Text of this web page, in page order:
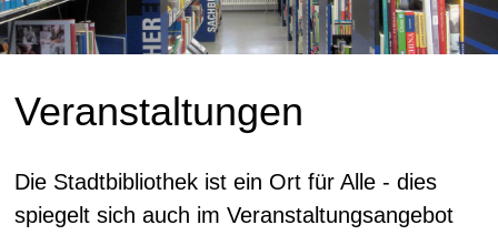
Veranstaltungen
Die Stadtbibliothek ist ein Ort für Alle - dies
spiegelt sich auch im Veranstaltungsangebot